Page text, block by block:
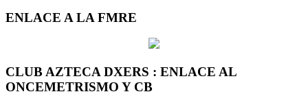
ENLACE A LA FMRE
CLUB AZTECA DXERS : ENLACE AL
ONCEMETRISMO Y CB